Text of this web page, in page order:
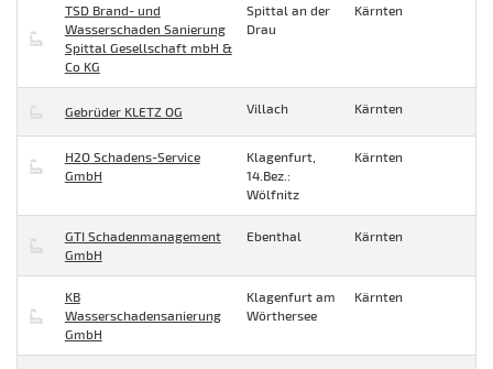
TSD Brand- und
Wasserschaden Sanierung
Spittal Gesellschaft mbH &
Co KG
Spittal an der
Drau
Kärnten
Gebrüder KLETZ OG Villach Kärnten
H2O Schadens-Service
GmbH
Klagenfurt,
14.Bez.:
Wölfnitz
Kärnten
GTI Schadenmanagement
GmbH
Ebenthal Kärnten
KB
Wasserschadensanierung
GmbH
Klagenfurt am
Wörthersee
Kärnten